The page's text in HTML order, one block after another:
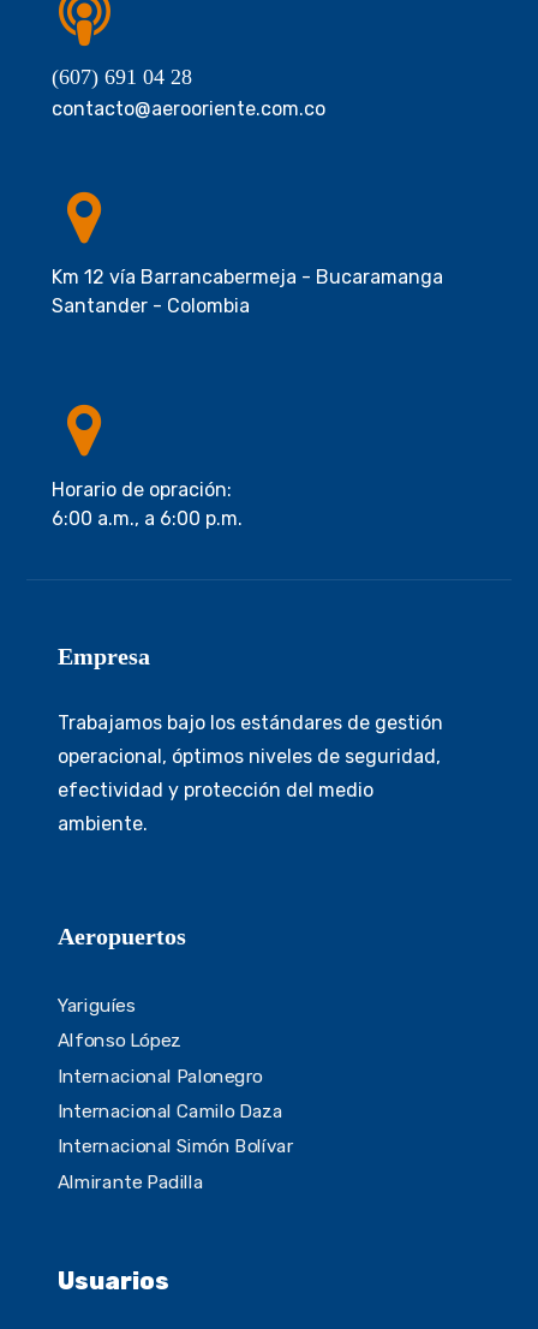
(607) 691 04 28
contacto@aerooriente.com.co
Km 12 vía Barrancabermeja - Bucaramanga
Santander - Colombia
Horario de opración:
6:00 a.m., a 6:00 p.m.
Empresa
Trabajamos bajo los estándares de gestión
operacional, óptimos niveles de seguridad,
efectividad y protección del medio
ambiente.
Aeropuertos
Yariguíes
Alfonso López
Internacional Palonegro
Internacional Camilo Daza
Internacional Simón Bolívar
Almirante Padilla
Usuarios